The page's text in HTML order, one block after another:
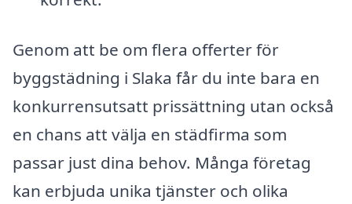
Genom att be om flera offerter för
byggstädning i Slaka får du inte bara en
konkurrensutsatt prissättning utan också
en chans att välja en städfirma som
passar just dina behov. Många företag
kan erbjuda unika tjänster och olika